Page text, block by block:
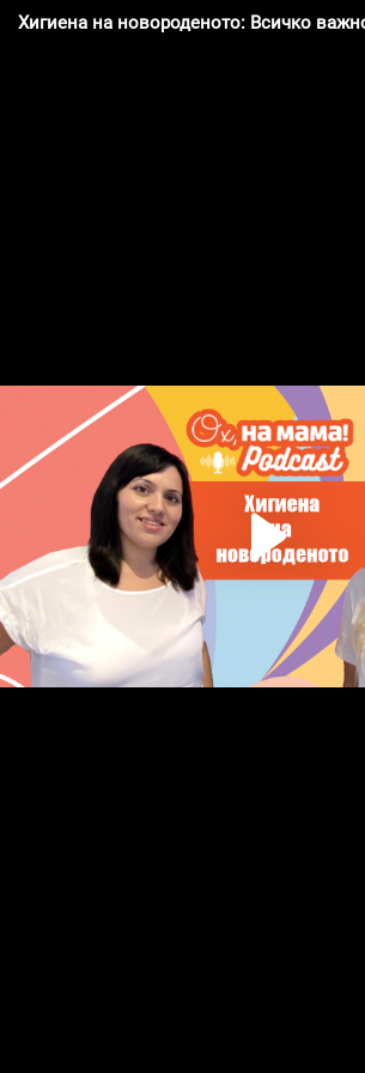
Хигиена на новороденото: Всичко